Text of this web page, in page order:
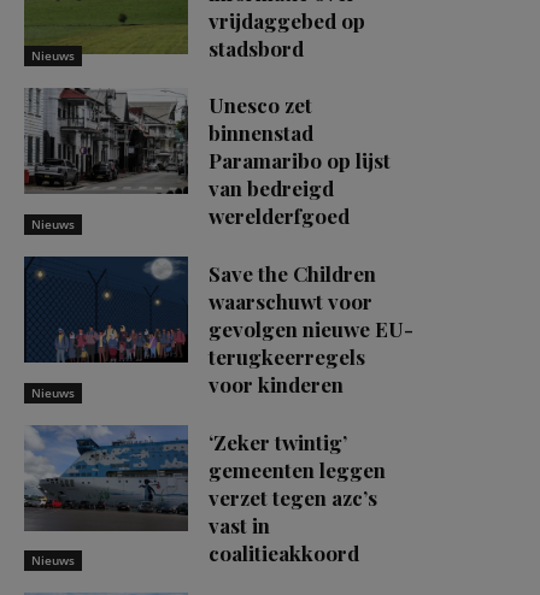
Nieuws
vrijdaggebed op
stadsbord
Nieuws
Unesco zet
binnenstad
Paramaribo op lijst
van bedreigd
werelderfgoed
Nieuws
Save the Children
waarschuwt voor
gevolgen nieuwe EU-
terugkeerregels
voor kinderen
Nieuws
‘Zeker twintig’
gemeenten leggen
verzet tegen azc’s
vast in
coalitieakkoord